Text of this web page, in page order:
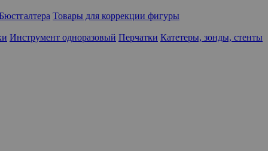
Товары для коррекции фигуры
Инструмент одноразовый Перчатки Катетеры, зонды, стенты